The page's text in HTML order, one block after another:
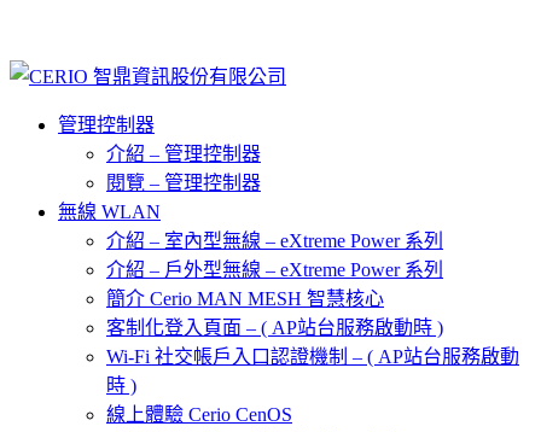
管理控制器
介紹 – 管理控制器
閱覽 – 管理控制器
無線 WLAN
介紹 – 室內型無線 – eXtreme Power 系列
介紹 – 戶外型無線 – eXtreme Power 系列
簡介 Cerio MAN MESH 智慧核心
客制化登入頁面 – ( AP站台服務啟動時 )
Wi-Fi 社交帳戶入口認證機制 – ( AP站台服務啟動
時 )
線上體驗 Cerio CenOS